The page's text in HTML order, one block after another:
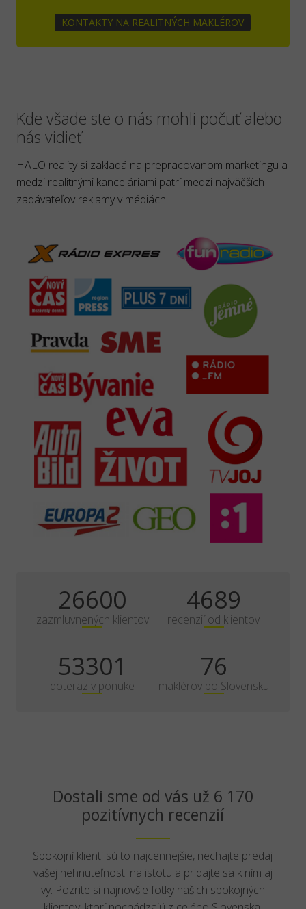
KONTAKTY NA REALITNÝCH MAKLÉROV
Kde všade ste o nás mohli počuť alebo
nás vidieť
HALO reality si zakladá na prepracovanom marketingu a
medzi realitnými kanceláriami patrí medzi najväčších
zadávateľov reklamy v médiách.
35000
zazmluvnených klientov
6170
recenzií od klientov
70133
doteraz v ponuke
100
maklérov po Slovensku
Dostali sme od vás už 6 170
pozitívnych recenzií
Spokojní klienti sú to najcennejšie, nechajte predaj
vašej nehnuteľnosti na istotu a pridajte sa k ním aj
vy. Pozrite si najnovšie fotky našich spokojných